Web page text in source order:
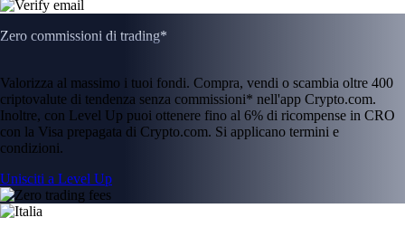
Zero commissioni di trading*
Valorizza al massimo i tuoi fondi. Compra, vendi o scambia oltre 400
criptovalute di tendenza senza commissioni* nell'app Crypto.com.
Inoltre, con Level Up puoi ottenere fino al 6% di ricompense in CRO
con la Visa prepagata di Crypto.com. Si applicano termini e
condizioni.
Unisciti a Level Up